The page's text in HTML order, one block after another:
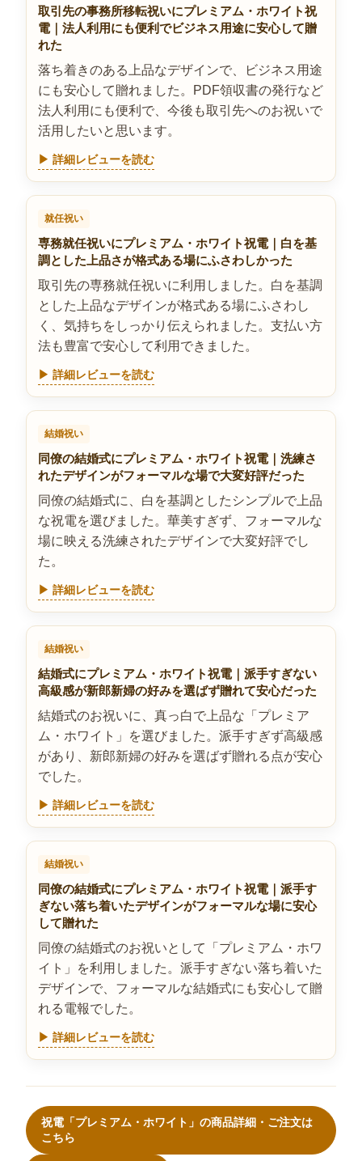
取引先の事務所移転祝いにプレミアム・ホワイト祝
電｜法人利用にも便利でビジネス用途に安心して贈
れた
落ち着きのある上品なデザインで、ビジネス用途
にも安心して贈れました。PDF領収書の発行など
法人利用にも便利で、今後も取引先へのお祝いで
活用したいと思います。
▶ 詳細レビューを読む
就任祝い
専務就任祝いにプレミアム・ホワイト祝電｜白を基
調とした上品さが格式ある場にふさわしかった
取引先の専務就任祝いに利用しました。白を基調
とした上品なデザインが格式ある場にふさわし
く、気持ちをしっかり伝えられました。支払い方
法も豊富で安心して利用できました。
▶ 詳細レビューを読む
結婚祝い
同僚の結婚式にプレミアム・ホワイト祝電｜洗練さ
れたデザインがフォーマルな場で大変好評だった
同僚の結婚式に、白を基調としたシンプルで上品
な祝電を選びました。華美すぎず、フォーマルな
場に映える洗練されたデザインで大変好評でし
た。
▶ 詳細レビューを読む
結婚祝い
結婚式にプレミアム・ホワイト祝電｜派手すぎない
高級感が新郎新婦の好みを選ばず贈れて安心だった
結婚式のお祝いに、真っ白で上品な「プレミア
ム・ホワイト」を選びました。派手すぎず高級感
があり、新郎新婦の好みを選ばず贈れる点が安心
でした。
▶ 詳細レビューを読む
結婚祝い
同僚の結婚式にプレミアム・ホワイト祝電｜派手す
ぎない落ち着いたデザインがフォーマルな場に安心
して贈れた
同僚の結婚式のお祝いとして「プレミアム・ホワ
イト」を利用しました。派手すぎない落ち着いた
デザインで、フォーマルな結婚式にも安心して贈
れる電報でした。
▶ 詳細レビューを読む
祝電「プレミアム・ホワイト」の商品詳細・ご注文は
こちら